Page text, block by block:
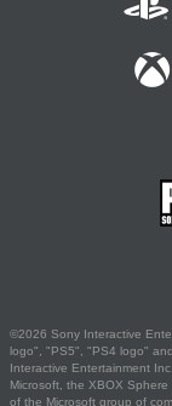
©2026 Sony Interactive
logo", "PS5", "PS4 logo"
Interactive Entertainment Inc.
Microsoft, the XBOX
of the Microsoft group of